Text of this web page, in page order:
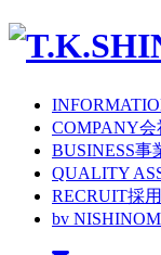
COMPANY会
BUSINESS事
QUALITY
RECRUIT採
bv